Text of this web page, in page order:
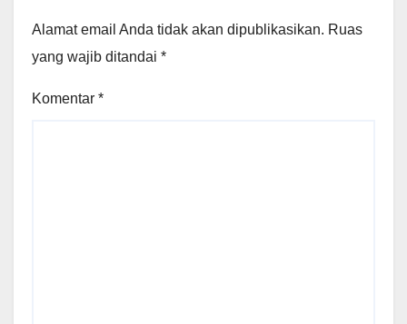
Alamat email Anda tidak akan dipublikasikan. Ruas
yang wajib ditandai *
Komentar *